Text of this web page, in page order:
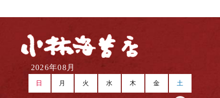
2026年08月
日 月 火 水 木 金 土